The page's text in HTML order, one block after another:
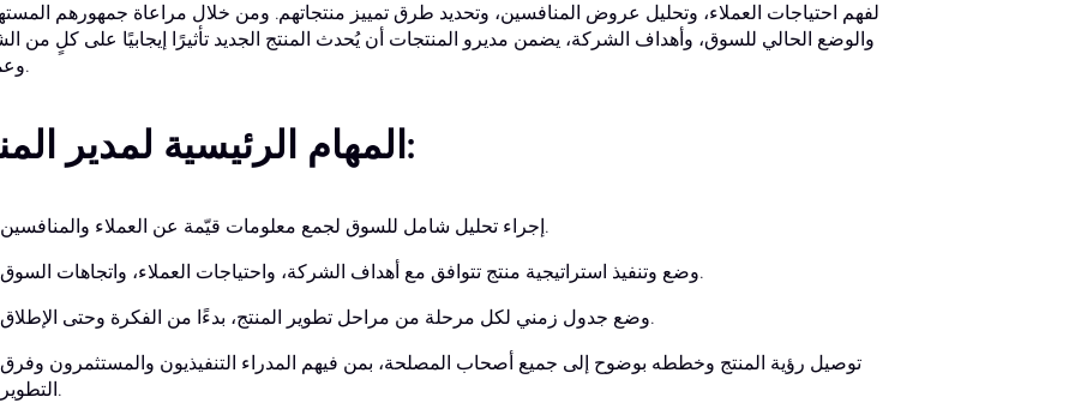
لفهم احتياجات العملاء، وتحليل عروض المنافسين، وتحديد طرق تمييز منتجاتهم. ومن خلال مراعاة جمهورهم
والوضع الحالي للسوق، وأهداف الشركة، يضمن مديرو المنتجات أن يُحدث المنتج الجديد تأثيرًا إيجابيًا على كلٍ من
وعملائها.
المهام الرئيسية لمدير المنتج:
إجراء تحليل شامل للسوق لجمع معلومات قيّمة عن العملاء والمنافسين.
وضع وتنفيذ استراتيجية منتج تتوافق مع أهداف الشركة، واحتياجات العملاء، واتجاهات السوق.
وضع جدول زمني لكل مرحلة من مراحل تطوير المنتج، بدءًا من الفكرة وحتى الإطلاق.
توصيل رؤية المنتج وخططه بوضوح إلى جميع أصحاب المصلحة، بمن فيهم المدراء التنفيذيون والمستثمرون وفرق
التطوير.